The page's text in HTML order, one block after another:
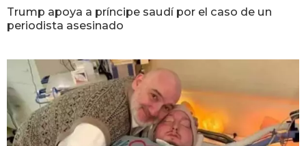
Trump apoya a príncipe saudí por el caso de un
periodista asesinado